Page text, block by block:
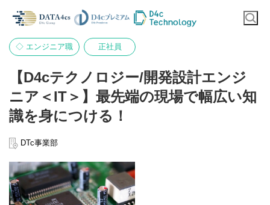
◇ エンジニア職 正社員
【D4cテクノロジー/開発設計エンジ
ニア＜IT＞】最先端の現場で幅広い知
識を身につける！
DTc事業部